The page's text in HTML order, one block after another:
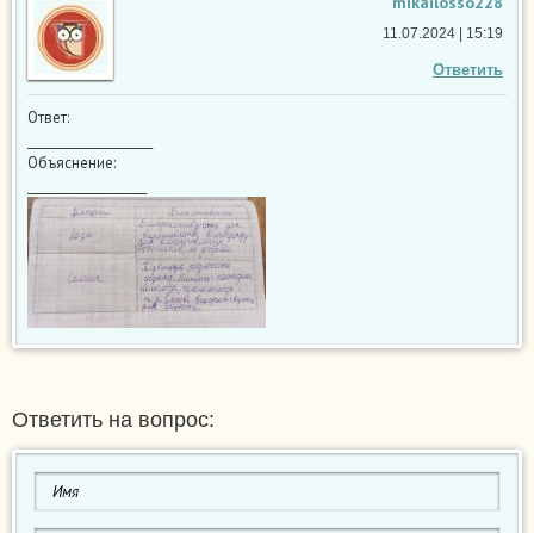
Ответить
11.07.2024 | 15:19
Ответ:
Объяснение:
Ответить на вопрос: